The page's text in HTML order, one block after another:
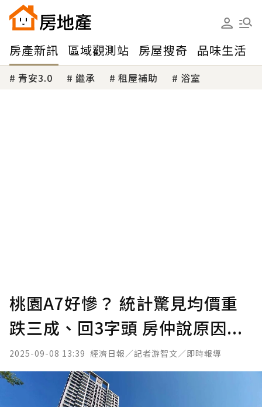
房產新訊 區域觀測站 房屋搜奇 品味生活
青安3.0 繼承 租屋補助 浴室
桃園A7好慘？ 統計驚見均價重
跌三成、回3字頭 房仲說原因...
2025-09-08 13:39 經濟日報／記者游智文／即時報導